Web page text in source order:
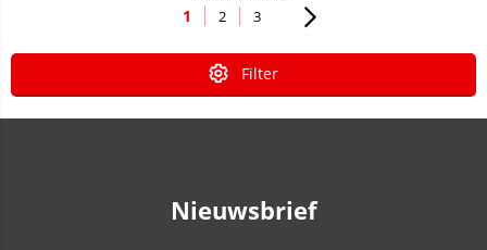
1 2 3
Filter
Nieuwsbrief